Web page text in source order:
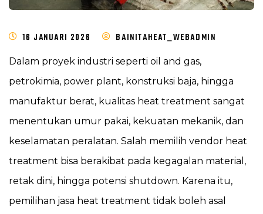
16 JANUARI 2026 BAINITAHEAT_WEBADMIN
Dalam proyek industri seperti oil and gas,
petrokimia, power plant, konstruksi baja, hingga
manufaktur berat, kualitas heat treatment sangat
menentukan umur pakai, kekuatan mekanik, dan
keselamatan peralatan. Salah memilih vendor heat
treatment bisa berakibat pada kegagalan material,
retak dini, hingga potensi shutdown. Karena itu,
pemilihan jasa heat treatment tidak boleh asal